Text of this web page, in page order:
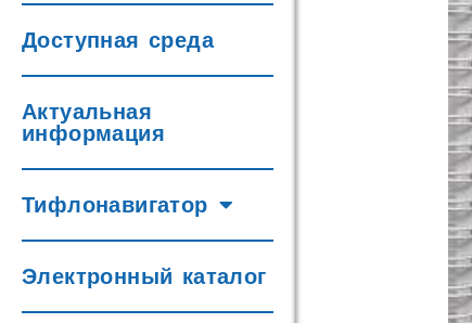
Доступная среда
Актуальная
информация
Тифлонавигатор
Электронный каталог